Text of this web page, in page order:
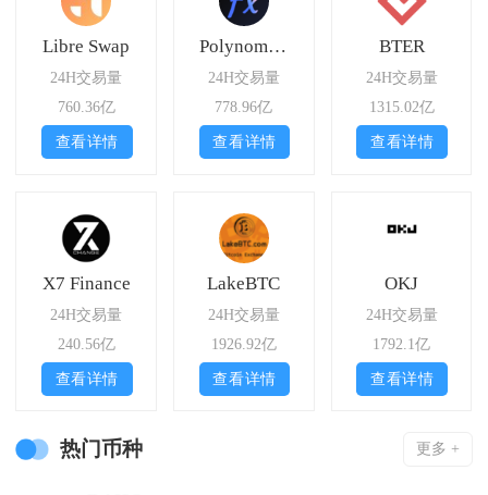
Libre Swap
24H交易量
760.36亿
查看详情
Polynomial Trade
24H交易量
778.96亿
查看详情
BTER
24H交易量
1315.02亿
查看详情
X7 Finance
24H交易量
240.56亿
查看详情
LakeBTC
24H交易量
1926.92亿
查看详情
OKJ
24H交易量
1792.1亿
查看详情
热门币种 更多 +